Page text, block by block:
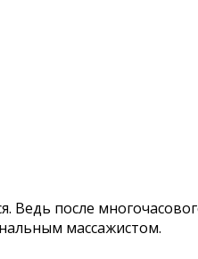
Ведь после
массажистом.